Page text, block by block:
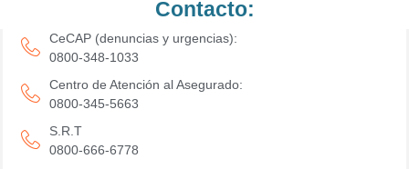
Contacto:
CeCAP (denuncias y urgencias):
0800-348-1033
Centro de Atención al Asegurado:
0800-345-5663
S.R.T
0800-666-6778